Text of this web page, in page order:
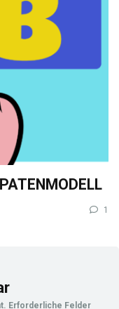
1
Erforderliche Felder